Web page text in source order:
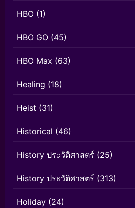
HBO (1)
HBO GO (45)
HBO Max (63)
Healing (18)
Heist (31)
Historical (46)
History ประวัติศาสตร์ (25)
History ประวัติศาสตร์ (313)
Holiday (24)